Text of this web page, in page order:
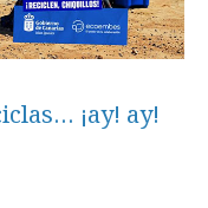
¡ay! ay!